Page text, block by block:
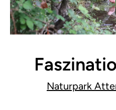
Naturpark